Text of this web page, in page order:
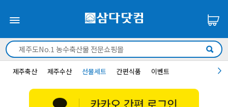
제주축산 제주수산 선물세트 간편식품 이벤트